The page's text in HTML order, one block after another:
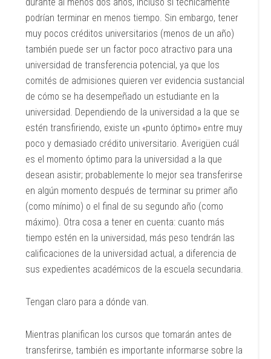
podrían terminar en menos tiempo. Sin embargo, tener
muy pocos créditos universitarios (menos de un año)
también puede ser un factor poco atractivo para una
universidad de transferencia potencial, ya que los
comités de admisiones quieren ver evidencia sustancial
de cómo se ha desempeñado un estudiante en la
universidad. Dependiendo de la universidad a la que se
estén transfiriendo, existe un «punto óptimo» entre muy
poco y demasiado crédito universitario. Averigüen cuál
es el momento óptimo para la universidad a la que
desean asistir; probablemente lo mejor sea transferirse
en algún momento después de terminar su primer año
(como mínimo) o el final de su segundo año (como
máximo). Otra cosa a tener en cuenta: cuanto más
tiempo estén en la universidad, más peso tendrán las
calificaciones de la universidad actual, a diferencia de
sus expedientes académicos de la escuela secundaria.
Tengan claro para a dónde van.
Mientras planifican los cursos que tomarán antes de
transferirse, también es importante informarse sobre la